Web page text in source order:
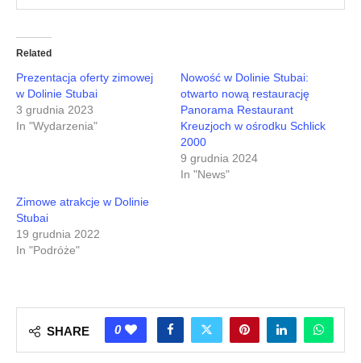
Related
Prezentacja oferty zimowej
w Dolinie Stubai
3 grudnia 2023
In "Wydarzenia"
Nowość w Dolinie Stubai:
otwarto nową restaurację
Panorama Restaurant
Kreuzjoch w ośrodku Schlick
2000
9 grudnia 2024
In "News"
Zimowe atrakcje w Dolinie
Stubai
19 grudnia 2022
In "Podróże"
SHARE 0